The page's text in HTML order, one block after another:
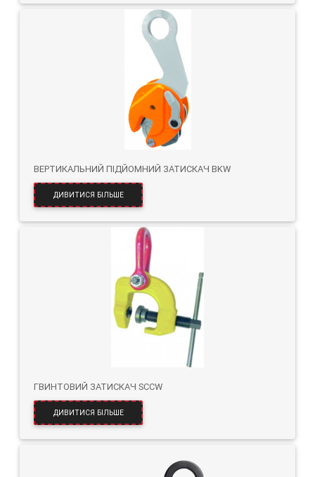
ВЕРТИКАЛЬНИЙ ПІДЙОМНИЙ ЗАТИСКАЧ BKW
ДИВИТИСЯ БІЛЬШЕ
ГВИНТОВИЙ ЗАТИСКАЧ SCCW
ДИВИТИСЯ БІЛЬШЕ